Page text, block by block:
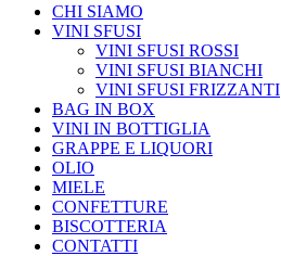
CHI SIAMO
VINI SFUSI
VINI SFUSI ROSSI
VINI SFUSI BIANCHI
VINI SFUSI FRIZZANTI
BAG IN BOX
VINI IN BOTTIGLIA
GRAPPE E LIQUORI
OLIO
MIELE
CONFETTURE
BISCOTTERIA
CONTATTI